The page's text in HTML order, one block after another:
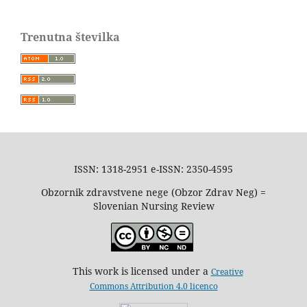
Trenutna številka
ISSN: 1318-2951 e-ISSN: 2350-4595
Obzornik zdravstvene nege (Obzor Zdrav Neg) =
Slovenian Nursing Review
This work is licensed under a Creative
Commons Attribution 4.0 licenco